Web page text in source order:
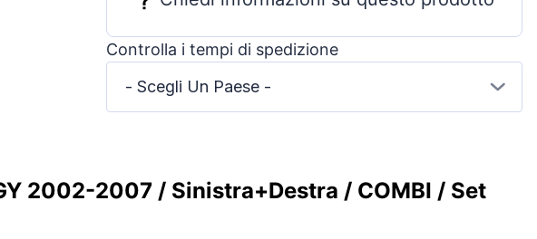
Controlla i tempi di spedizione
- Scegli Un Paese -
2002-2007 / Sinistra+Destra / COMBI / Set